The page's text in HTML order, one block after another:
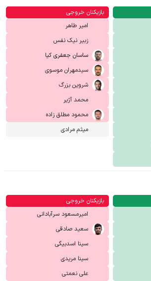
بازیکنان خروجی
امیر طاهر
زبیر نیک نفس
ساسان جعفری کیا
سیدمهران موسوی
شروین بزرگ
محمد آژیر
محمود مطلق زاده
میثم مرادی
بازیکنان خروجی
امیرمسعود سرآبادانی
سعید صادقی
سینا اسدبیگی
سینا مریدی
علی نعمتی